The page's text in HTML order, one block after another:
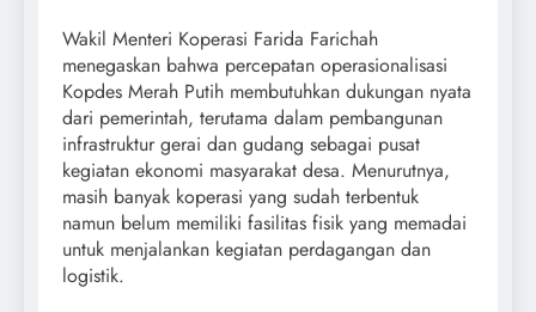
Wakil Menteri Koperasi Farida Farichah
menegaskan bahwa percepatan operasionalisasi
Kopdes Merah Putih membutuhkan dukungan nyata
dari pemerintah, terutama dalam pembangunan
infrastruktur gerai dan gudang sebagai pusat
kegiatan ekonomi masyarakat desa. Menurutnya,
masih banyak koperasi yang sudah terbentuk
namun belum memiliki fasilitas fisik yang memadai
untuk menjalankan kegiatan perdagangan dan
logistik.